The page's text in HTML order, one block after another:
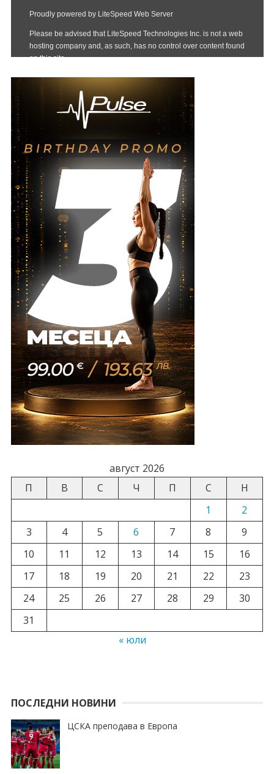
август 2026
П
В С Ч П С
Н
1
2
3
4 5 6 7 8
9
10
11 12 13 14 15
16
17
18 19 20 21 22
23
24
25 26 27 28 29
30
31
« юли
ПОСЛЕДНИ НОВИНИ
ЦСКА преподава в Европа